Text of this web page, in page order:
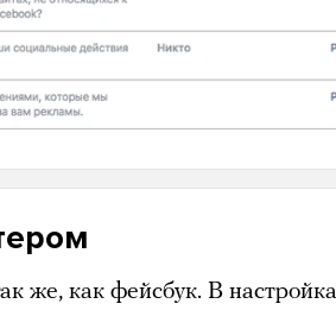
же, как фейсбук. В